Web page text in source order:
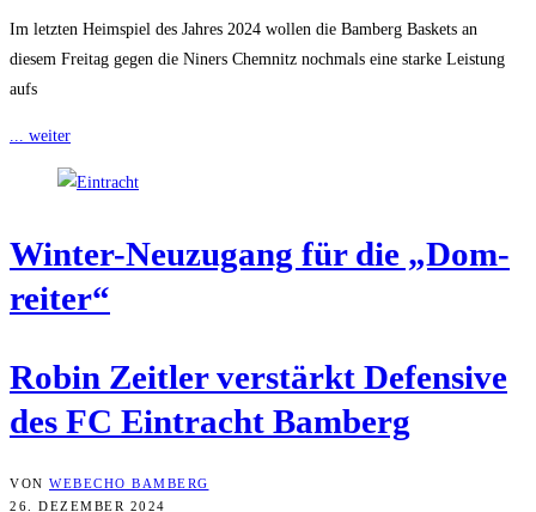
Im letzten Heimspiel des Jahres 2024 wollen die Bamberg Baskets an
diesem Freitag gegen die Niners Chemnitz nochmals eine starke Leistung
aufs
... weiter
Win­ter-Neu­zu­gang für die „Dom­
rei­ter“
Robin Zeit­ler ver­stärkt Defen­si­ve
des FC Ein­tracht Bamberg
VON WEBECHO BAMBERG
26. DEZEMBER 2024